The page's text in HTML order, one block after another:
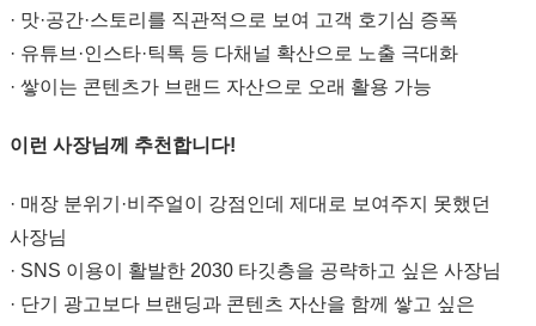
· 맛·공간·스토리를 직관적으로 보여 고객 호기심 증폭
· 유튜브·인스타·틱톡 등 다채널 확산으로 노출 극대화
· 쌓이는 콘텐츠가 브랜드 자산으로 오래 활용 가능
이런 사장님께 추천합니다!
· 매장 분위기·비주얼이 강점인데 제대로 보여주지 못했던
사장님
· SNS 이용이 활발한 2030 타깃층을 공략하고 싶은 사장님
· 단기 광고보다 브랜딩과 콘텐츠 자산을 함께 쌓고 싶은